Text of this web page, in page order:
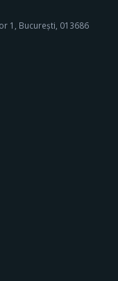
1, București, 013686